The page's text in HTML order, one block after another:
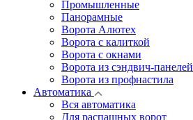
Промышленные
Панорамные
Ворота Алютех
Ворота с калиткой
Ворота c окнами
Ворота из сэндвич-панелей
Ворота из профнастила
Автоматика
Вся автоматика
Для распашных ворот